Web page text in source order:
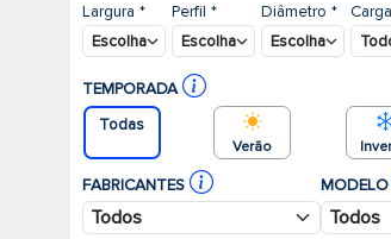
Largura *
Perfil * Diâmetro * Carga
TEMPORADA
Todas
Verão
FABRICANTES MODELO